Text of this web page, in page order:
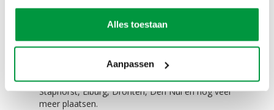
Alles toestaan
Aanpassen
Hattem, Hasselt, Dalfsen, Kampen, Wijhe,
Nieuwleusen, Dronten, Giethoorn, Wapenveld,
Oldebroek, Ommen, Meppel, Steenwijk, 't Harde,
Wezep, Olst, Genemuiden, Zwartewaterland,
Dedemsvaart, Heino, Raalte, Lemelerveld,
Vilsteren, Oudleusen, Zwartsluis, Epe, Rouveen,
Staphorst, Elburg, Dronten, Den Nul en nog veel
meer plaatsen.